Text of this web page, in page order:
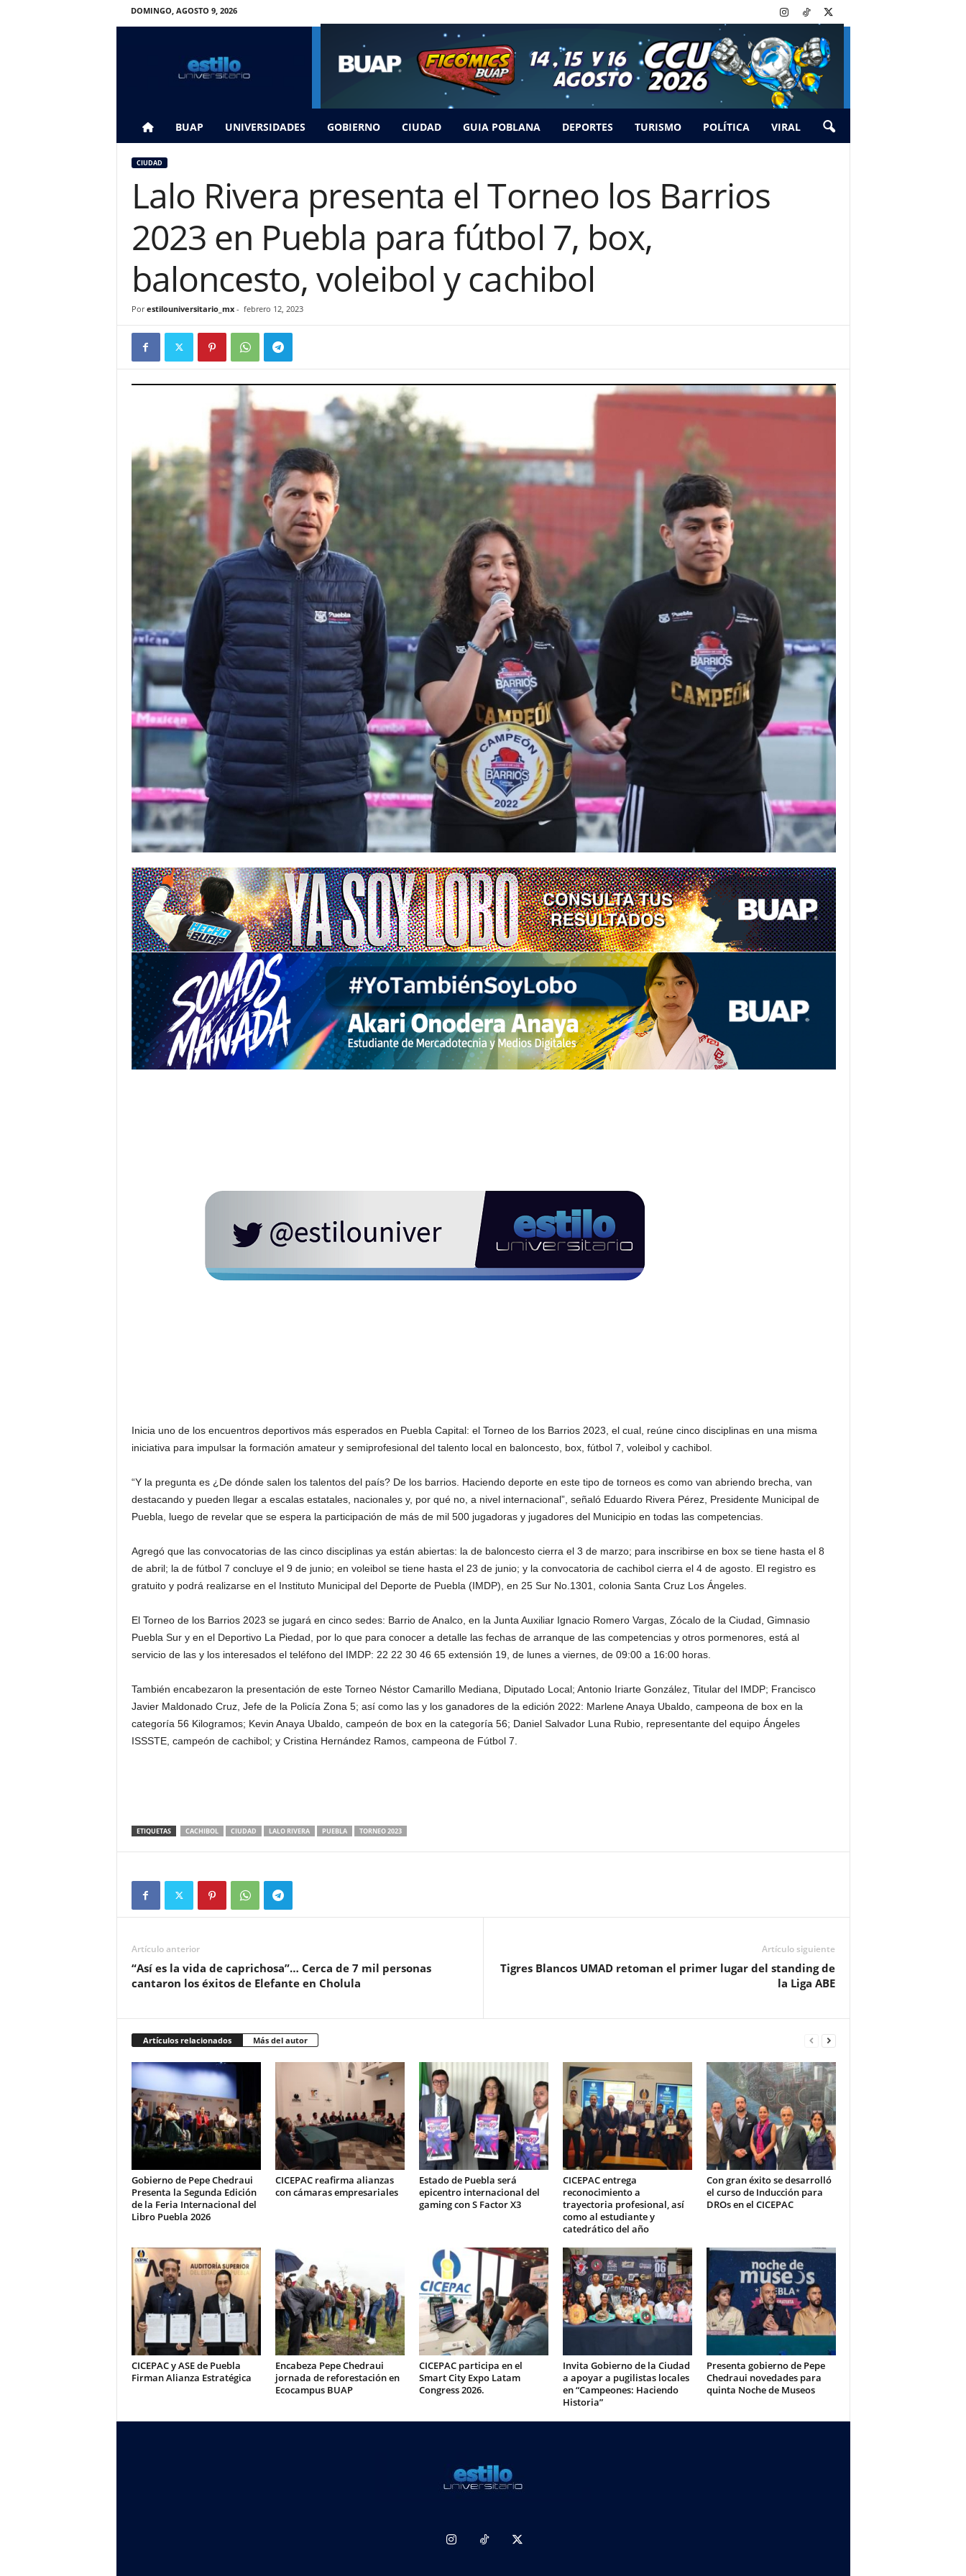
DOMINGO, AGOSTO 9, 2026
BUAP UNIVERSIDADES GOBIERNO CIUDAD GUIA POBLANA DEPORTES TURISMO POLÍTICA VIRAL
CIUDAD
Lalo Rivera presenta el Torneo los Barrios
2023 en Puebla para fútbol 7, box,
baloncesto, voleibol y cachibol
Por estilouniversitario_mx- febrero 12, 2023
Inicia uno de los encuentros deportivos más esperados en Puebla Capital: el Torneo de los Barrios 2023, el cual, reúne cinco disciplinas en una misma
iniciativa para impulsar la formación amateur y semiprofesional del talento local en baloncesto, box, fútbol 7, voleibol y cachibol.
“Y la pregunta es ¿De dónde salen los talentos del país? De los barrios. Haciendo deporte en este tipo de torneos es como van abriendo brecha, van
destacando y pueden llegar a escalas estatales, nacionales y, por qué no, a nivel internacional”, señaló Eduardo Rivera Pérez, Presidente Municipal de
Puebla, luego de revelar que se espera la participación de más de mil 500 jugadoras y jugadores del Municipio en todas las competencias.
Agregó que las convocatorias de las cinco disciplinas ya están abiertas: la de baloncesto cierra el 3 de marzo; para inscribirse en box se tiene hasta el 8
de abril; la de fútbol 7 concluye el 9 de junio; en voleibol se tiene hasta el 23 de junio; y la convocatoria de cachibol cierra el 4 de agosto. El registro es
gratuito y podrá realizarse en el Instituto Municipal del Deporte de Puebla (IMDP), en 25 Sur No.1301, colonia Santa Cruz Los Ángeles.
El Torneo de los Barrios 2023 se jugará en cinco sedes: Barrio de Analco, en la Junta Auxiliar Ignacio Romero Vargas, Zócalo de la Ciudad, Gimnasio
Puebla Sur y en el Deportivo La Piedad, por lo que para conocer a detalle las fechas de arranque de las competencias y otros pormenores, está al
servicio de las y los interesados el teléfono del IMDP: 22 22 30 46 65 extensión 19, de lunes a viernes, de 09:00 a 16:00 horas.
También encabezaron la presentación de este Torneo Néstor Camarillo Mediana, Diputado Local; Antonio Iriarte González, Titular del IMDP; Francisco
Javier Maldonado Cruz, Jefe de la Policía Zona 5; así como las y los ganadores de la edición 2022: Marlene Anaya Ubaldo, campeona de box en la
categoría 56 Kilogramos; Kevin Anaya Ubaldo, campeón de box en la categoría 56; Daniel Salvador Luna Rubio, representante del equipo Ángeles
ISSSTE, campeón de cachibol; y Cristina Hernández Ramos, campeona de Fútbol 7.
ETIQUETAS CACHIBOL CIUDAD LALO RIVERA PUEBLA TORNEO 2023
Artículo anterior
“Así es la vida de caprichosa”… Cerca de 7 mil personas
cantaron los éxitos de Elefante en Cholula
Artículo siguiente
Tigres Blancos UMAD retoman el primer lugar del standing de
la Liga ABE
Artículos relacionados Más del autor
Gobierno de Pepe Chedraui
Presenta la Segunda Edición
de la Feria Internacional del
Libro Puebla 2026
CICEPAC reafirma alianzas
con cámaras empresariales
Estado de Puebla será
epicentro internacional del
gaming con S Factor X3
CICEPAC entrega
reconocimiento a
trayectoria profesional, así
como al estudiante y
catedrático del año
Con gran éxito se desarrolló
el curso de Inducción para
DROs en el CICEPAC
CICEPAC y ASE de Puebla
Firman Alianza Estratégica
Encabeza Pepe Chedraui
jornada de reforestación en
Ecocampus BUAP
CICEPAC participa en el
Smart City Expo Latam
Congress 2026.
Invita Gobierno de la Ciudad
a apoyar a pugilistas locales
en “Campeones: Haciendo
Historia”
Presenta gobierno de Pepe
Chedraui novedades para
quinta Noche de Museos